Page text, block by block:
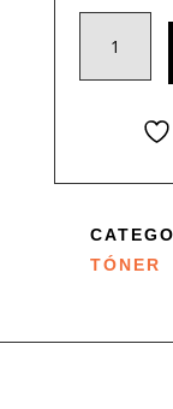
CANON
MF4350D,
TÓNER